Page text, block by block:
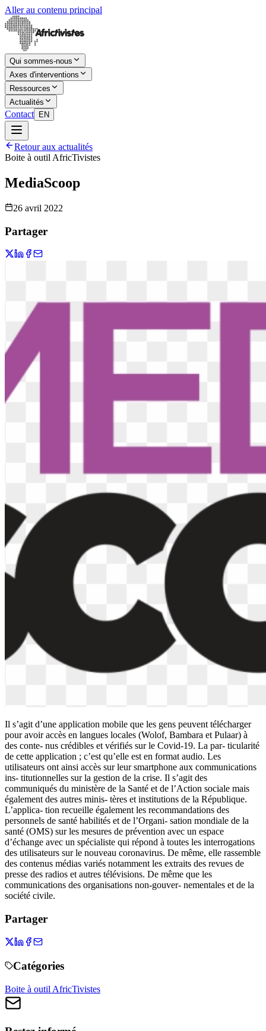
Aller au contenu principal
Qui sommes-nous
Axes d'interventions
Ressources
Actualités
Contact EN
Retour aux actualités
Boite à outil AfricTivistes
MediaScoop
26 avril 2022
Partager
Il s’agit d’une application mobile que les gens peuvent télécharger
pour avoir accès en langues locales (Wolof, Bambara et Pulaar) à
des conte- nus crédibles et vérifiés sur le Covid-19. La par- ticularité
de cette application ; c’est qu’elle est en format audio. Les
utilisateurs ont ainsi accès sur leur smartphone aux communications
ins- titutionnelles sur la gestion de la crise. Il s’agit des
communiqués du ministère de la Santé et de l’Action sociale mais
également des autres minis- tères et institutions de la République.
L’applica- tion recueille également les recommandations des
personnels de santé habilités et de l’Organi- sation mondiale de la
santé (OMS) sur les mesures de prévention avec un espace
d’échange avec un spécialiste qui répond à toutes les interrogations
des utilisateurs sur le nouveau coronavirus. De même, elle rassemble
des contenus médias variés notamment les extraits des revues de
presse des radios et autres télévisions. De même que les
communications des organisations non-gouver- nementales et de la
société civile.
Partager
Catégories
Boite à outil AfricTivistes